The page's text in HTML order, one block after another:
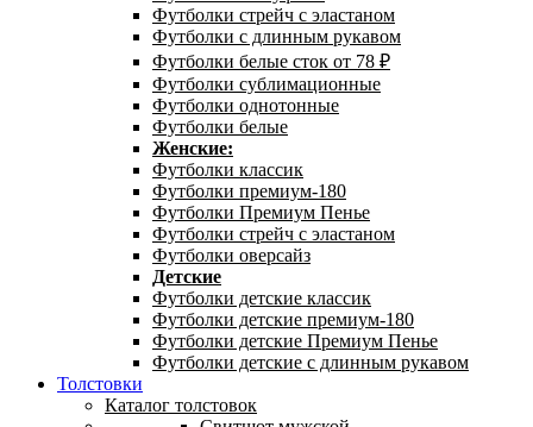
Футболки стрейч с эластаном
Футболки с длинным рукавом
Футболки белые сток от 78 ₽
Футболки сублимационные
Футболки однотонные
Футболки белые
Женские:
Футболки классик
Футболки премиум-180
Футболки Премиум Пенье
Футболки стрейч с эластаном
Футболки оверсайз
Детские
Футболки детские классик
Футболки детские премиум-180
Футболки детские Премиум Пенье
Футболки детские с длинным рукавом
Толстовки
Каталог толстовок